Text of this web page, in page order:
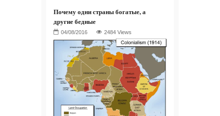
Почему одни страны богатые, а
другие бедные
2484 Views